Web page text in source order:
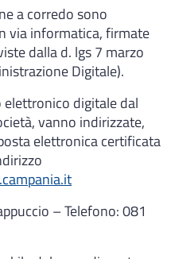
a corredo sono
via informatica, firmate
dalla d. lgs 7 marzo
Digitale).
digitale dal
vanno indirizzate,
elettronica certificata
– Telefono: 081